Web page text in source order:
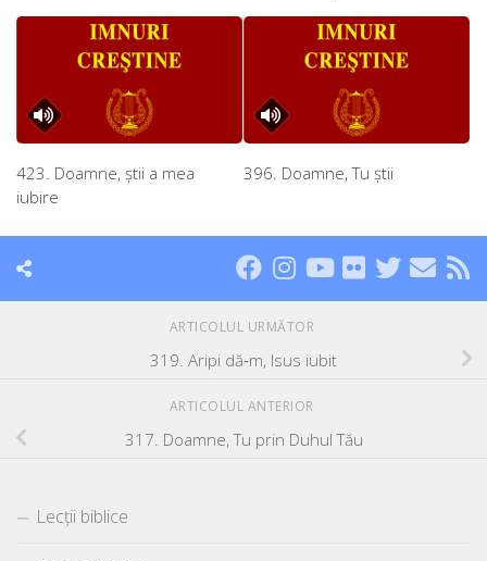
423. Doamne, ştii a mea
iubire
396. Doamne, Tu ştii
ARTICOLUL URMĂTOR
319. Aripi dă‑m, Isus iubit
ARTICOLUL ANTERIOR
317. Doamne, Tu prin Duhul Tău
Lecții biblice